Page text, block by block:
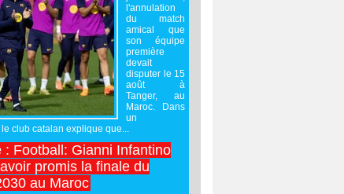
l'annulation
du match
amical que
son équipe
première
devait
disputer le 15
août à
Tanger, au
Maroc. Dans
un
club catalan explique que...
: Football: Gianni Infantino
promis la finale du
au Maroc